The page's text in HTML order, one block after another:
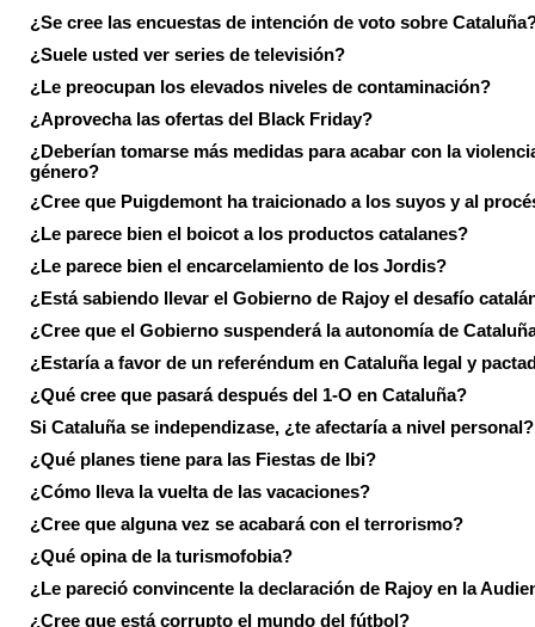
¿Se cree las encuestas de intención de voto sobre
¿Suele usted ver series de televisión?
¿Le preocupan los elevados niveles de contaminación?
¿Aprovecha las ofertas del Black Friday?
¿Deberían tomarse más medidas para acabar con la
género?
¿Cree que Puigdemont ha traicionado a los suyos y al
¿Le parece bien el boicot a los productos catalanes?
¿Le parece bien el encarcelamiento de los Jordis?
¿Está sabiendo llevar el Gobierno de Rajoy el desafío
¿Cree que el Gobierno suspenderá la autonomía de
¿Estaría a favor de un referéndum en Cataluña legal y
¿Qué cree que pasará después del 1-O en Cataluña?
Si Cataluña se independizase, ¿te afectaría a nivel personal?
¿Qué planes tiene para las Fiestas de Ibi?
¿Cómo lleva la vuelta de las vacaciones?
¿Cree que alguna vez se acabará con el terrorismo?
¿Qué opina de la turismofobia?
¿Le pareció convincente la declaración de Rajoy en la
¿Cree que está corrupto el mundo del fútbol?